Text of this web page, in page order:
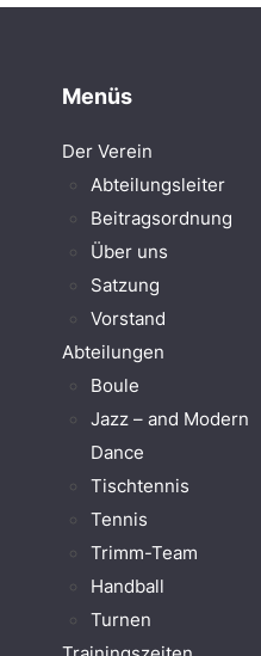
Menüs
Der Verein
Abteilungsleiter
Beitragsordnung
Über uns
Satzung
Vorstand
Abteilungen
Boule
Jazz – and Modern
Dance
Tischtennis
Tennis
Trimm-Team
Handball
Turnen